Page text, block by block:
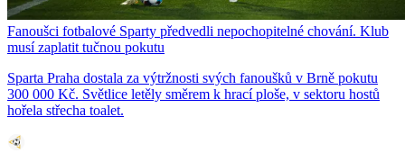
Fanoušci fotbalové Sparty předvedli nepochopitelné chování. Klub
musí zaplatit tučnou pokutu
Sparta Praha dostala za výtržnosti svých fanoušků v Brně pokutu
300 000 Kč. Světlice letěly směrem k hrací ploše, v sektoru hostů
hořela střecha toalet.